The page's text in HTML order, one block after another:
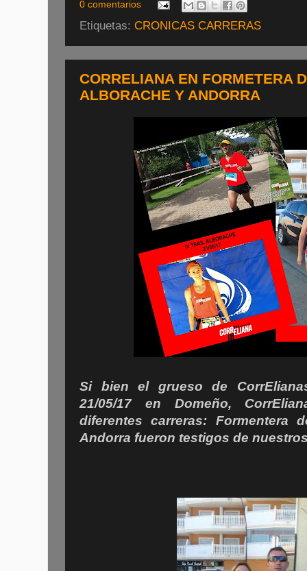
0 comentarios
Etiquetas: CRONICAS CARRERAS
CORRELIANA EN FORMETERA
ALBORACHE Y ANDORRA
Si bien el grueso de
21/05/17 en Domeño,
diferentes carreras: Formentera
Andorra fueron testigos de